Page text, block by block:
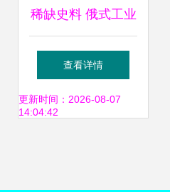
稀缺史料 俄式工业
治理模式考察——
《莫斯科一个工厂
查看详情
更新时间：2026-08-07
14:04:42